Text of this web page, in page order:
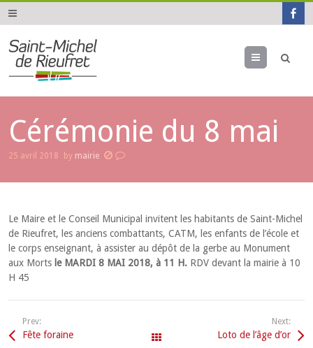
Menu
Cérémonie du 8 mai
25 avril 2018 by mairie
Le Maire et le Conseil Municipal invitent les habitants de Saint-Michel
de Rieufret, les anciens combattants, CATM, les enfants de l’école et
le corps enseignant, à assister au dépôt de la gerbe au Monument
aux Morts le MARDI 8 MAI 2018, à 11 H. RDV devant la mairie à 10
H 45
Prev:
Fête foraine
Next:
Loto de l’âge d’or